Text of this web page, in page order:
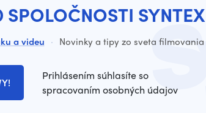
SYNTEX
a videu · Novinky a tipy zo sveta filmovania
Prihlásením súhlasíte so
spracovaním osobných údajov